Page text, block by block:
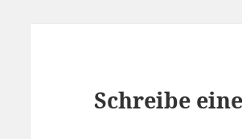
Schreibe